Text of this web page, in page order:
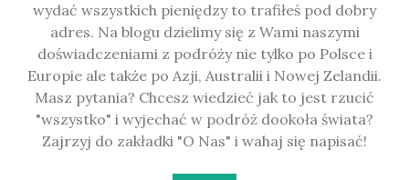
wydać wszystkich pieniędzy to trafiłeś pod dobry
adres. Na blogu dzielimy się z Wami naszymi
doświadczeniami z podróży nie tylko po Polsce i
Europie ale także po Azji, Australii i Nowej Zelandii.
Masz pytania? Chcesz wiedzieć jak to jest rzucić
"wszystko" i wyjechać w podróż dookoła świata?
Zajrzyj do zakładki "O Nas" i wahaj się napisać!